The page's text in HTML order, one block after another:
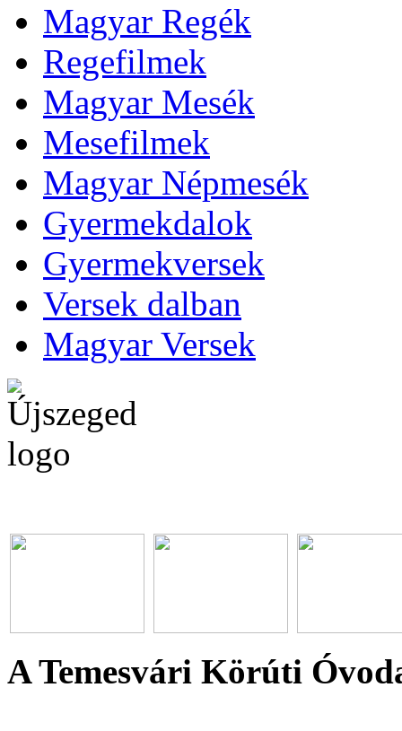
Magyar Regék
Regefilmek
Magyar Mesék
Mesefilmek
Magyar Népmesék
Gyermekdalok
Gyermekversek
Versek dalban
Magyar Versek
A Temesvári Körúti